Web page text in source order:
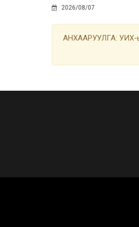
2026/08/07
АНХААРУУЛГА: УИХ-